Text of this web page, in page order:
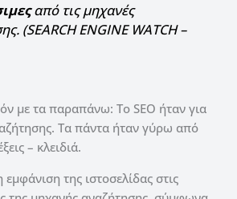
από τις μηχανές
(SEARCH ENGINE WATCH –
με τα παραπάνω: Το SEO ήταν για
Τα πάντα ήταν γύρω από
– κλειδιά.
εμφάνιση της ιστοσελίδας στις